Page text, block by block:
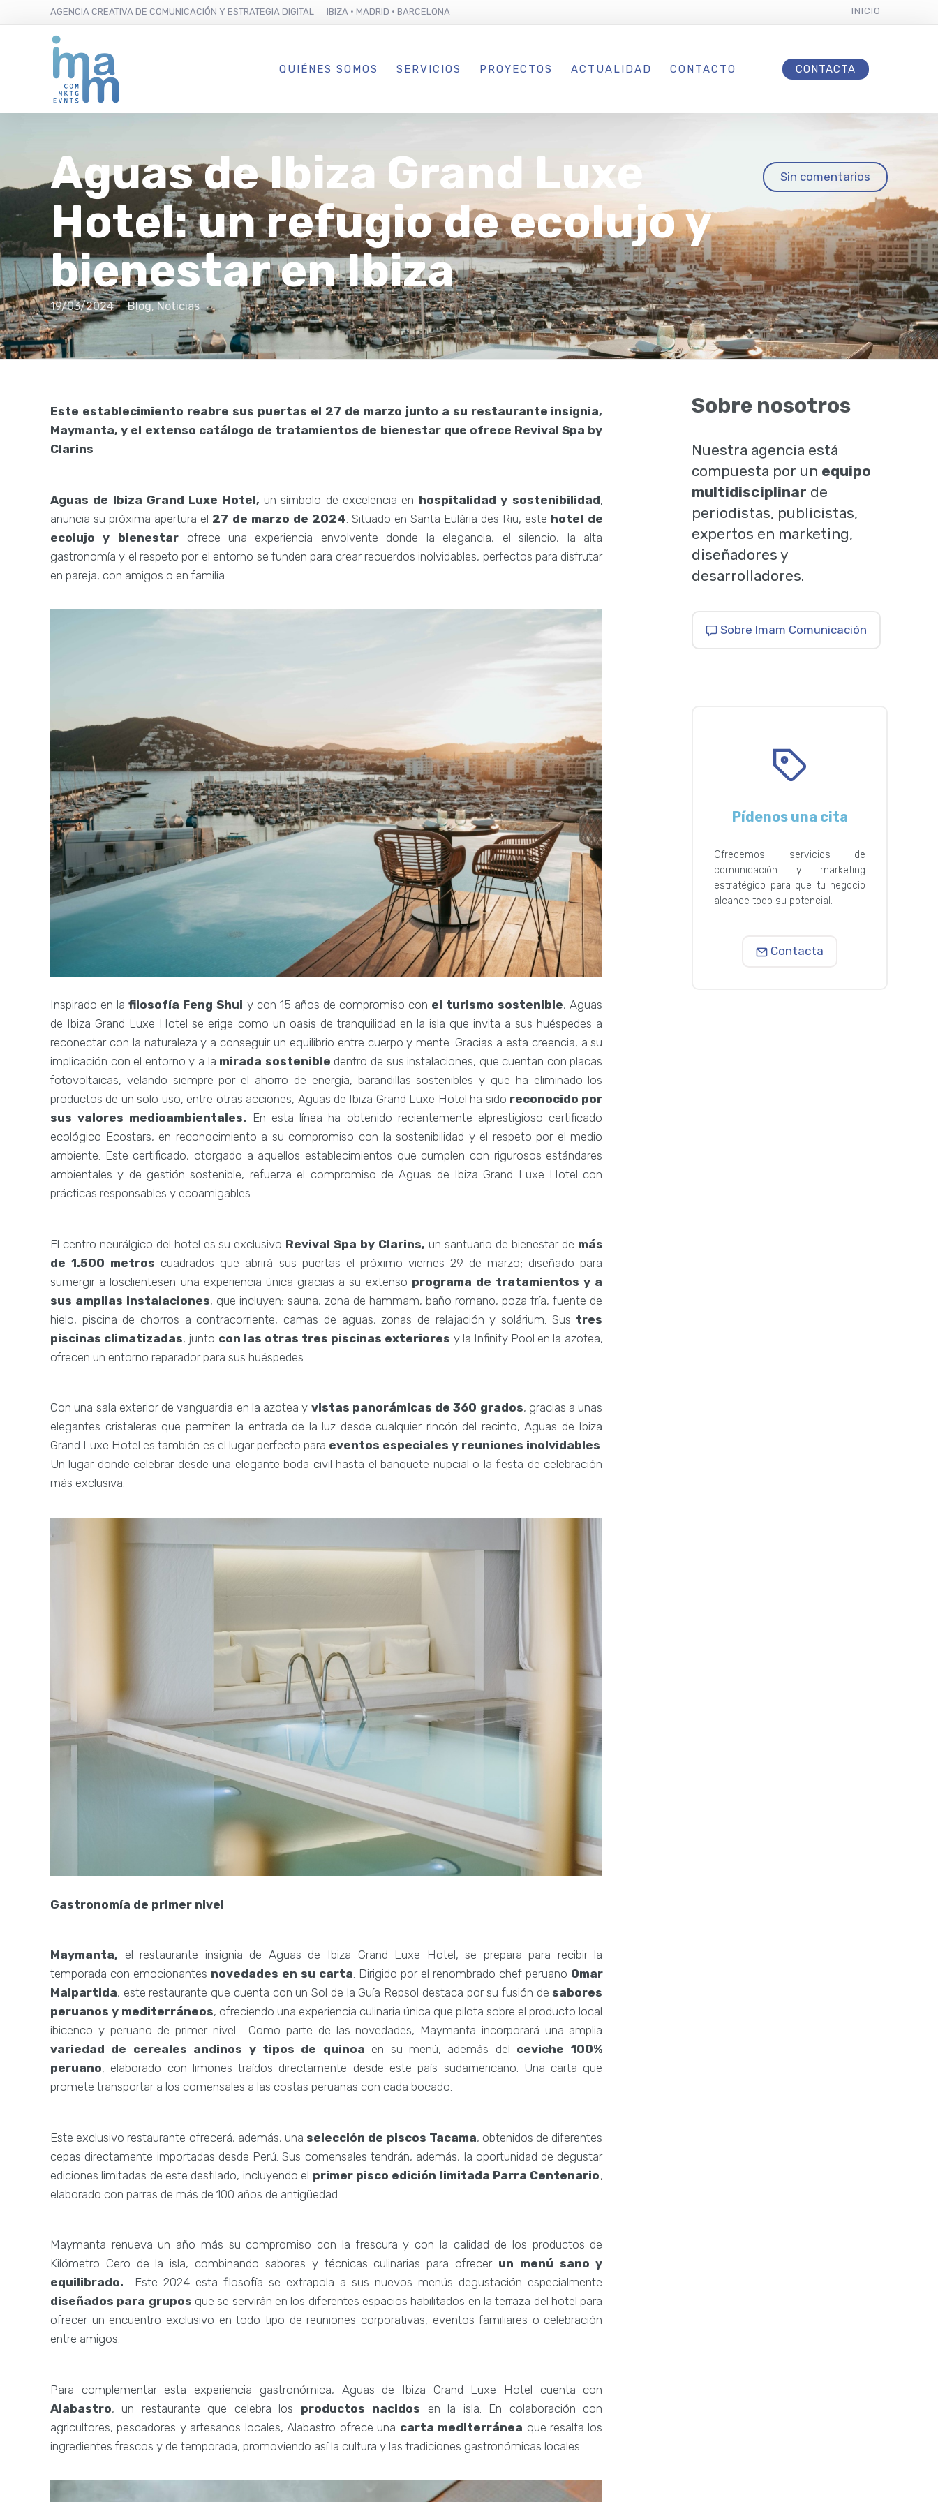
AGENCIA CREATIVA DE COMUNICACIÓN Y ESTRATEGIA DIGITAL IBIZA · MADRID · BARCELONA INICIO
QUIÉNES SOMOS SERVICIOS PROYECTOS ACTUALIDAD CONTACTO CONTACTA
Aguas de Ibiza Grand Luxe
Hotel: un refugio de ecolujo y
bienestar en Ibiza
19/03/2024 Blog,Noticias
Sin comentarios
Este establecimiento reabre sus puertas el 27 de marzo junto a su restaurante insignia,
Maymanta, y el extenso catálogo de tratamientos de bienestar que ofrece Revival Spa by
Clarins
Aguas de Ibiza Grand Luxe Hotel, un símbolo de excelencia en hospitalidad y sostenibilidad,
anuncia su próxima apertura el 27 de marzo de 2024 . Situado en Santa Eulària des Riu, este hotel de
ecolujo y bienestar ofrece una experiencia envolvente donde la elegancia, el silencio, la alta
gastronomía y el respeto por el entorno se funden para crear recuerdos inolvidables, perfectos para disfrutar
en pareja, con amigos o en familia.
Inspirado en lafilosofía Feng Shui y con 15 años de compromiso con el turismo sostenible, Aguas
de Ibiza Grand Luxe Hotel se erige como un oasis de tranquilidad en la isla que invita a sus huéspedes a
reconectar con la naturaleza y a conseguir un equilibrio entre cuerpo y mente. Gracias a esta creencia, a su
implicación con el entorno y a la mirada sostenible dentro de sus instalaciones, que cuentan con placas
fotovoltaicas, velando siempre por el ahorro de energía, barandillas sostenibles y que ha eliminado los
productos de un solo uso, entre otras acciones, Aguas de Ibiza Grand Luxe Hotel ha sido reconocido por
sus valores medioambientales. En esta línea ha obtenido recientemente elprestigioso certificado
ecológico Ecostars, en reconocimiento a su compromiso con la sostenibilidad y el respeto por el medio
ambiente. Este certificado, otorgado a aquellos establecimientos que cumplen con rigurosos estándares
ambientales y de gestión sostenible, refuerza el compromiso de Aguas de Ibiza Grand Luxe Hotel con
prácticas responsables y ecoamigables.
El centro neurálgico del hotel es su exclusivo Revival Spa by Clarins, un santuario de bienestar de más
de 1.500 metros cuadrados que abrirá sus puertas el próximo viernes 29 de marzo; diseñado para
sumergir a losclientesen una experiencia única gracias a su extenso programa de tratamientos y a
sus amplias instalaciones, que incluyen: sauna, zona de hammam, baño romano, poza fría, fuente de
hielo, piscina de chorros a contracorriente, camas de aguas, zonas de relajación y solárium. Sus tres
piscinas climatizadas, junto con las otras tres piscinas exteriores y la Infinity Pool en la azotea,
ofrecen un entorno reparador para sus huéspedes.
Con una sala exterior de vanguardia en la azotea y vistas panorámicas de 360 grados, gracias a unas
elegantes cristaleras que permiten la entrada de la luz desde cualquier rincón del recinto, Aguas de Ibiza
Grand Luxe Hotel es también es el lugar perfecto para eventos especiales y reuniones inolvidables.
Un lugar donde celebrar desde una elegante boda civil hasta el banquete nupcial o la fiesta de celebración
más exclusiva.
Gastronomía de primer nivel
Maymanta, el restaurante insignia de Aguas de Ibiza Grand Luxe Hotel, se prepara para recibir la
temporada con emocionantes novedades en su carta. Dirigido por el renombrado chef peruano Omar
Malpartida, este restaurante que cuenta con un Sol de la Guía Repsol destaca por su fusión de sabores
peruanos y mediterráneos, ofreciendo una experiencia culinaria única que pilota sobre el producto local
ibicenco y peruano de primer nivel. Como parte de las novedades, Maymanta incorporará una amplia
variedad de cereales andinos y tipos de quinoa en su menú, además del ceviche 100%
peruano, elaborado con limones traídos directamente desde este país sudamericano. Una carta que
promete transportar a los comensales a las costas peruanas con cada bocado.
Este exclusivo restaurante ofrecerá, además, una selección de piscos Tacama, obtenidos de diferentes
cepas directamente importadas desde Perú. Sus comensales tendrán, además, la oportunidad de degustar
ediciones limitadas de este destilado, incluyendo el primer pisco edición limitada Parra Centenario,
elaborado con parras de más de 100 años de antigüedad.
Maymanta renueva un año más su compromiso con la frescura y con la calidad de los productos de
Kilómetro Cero de la isla, combinando sabores y técnicas culinarias para ofrecer un menú sano y
equilibrado. Este 2024 esta filosofía se extrapola a sus nuevos menús degustación especialmente
diseñados para grupos que se servirán en los diferentes espacios habilitados en la terraza del hotel para
ofrecer un encuentro exclusivo en todo tipo de reuniones corporativas, eventos familiares o celebración
entre amigos.
Para complementar esta experiencia gastronómica, Aguas de Ibiza Grand Luxe Hotel cuenta con
Alabastro, un restaurante que celebra los productos nacidos en la isla. En colaboración con
agricultores, pescadores y artesanos locales, Alabastro ofrece una carta mediterránea que resalta los
ingredientes frescos y de temporada, promoviendo así la cultura y las tradiciones gastronómicas locales.
Sobre nosotros
Nuestra agencia está
compuesta por un equipo
multidisciplinar de
periodistas, publicistas,
expertos en marketing,
diseñadores y
desarrolladores.
Sobre Imam Comunicación
Pídenos una cita
Ofrecemos servicios de
comunicación y marketing
estratégico para que tu negocio
alcance todo su potencial.
Contacta